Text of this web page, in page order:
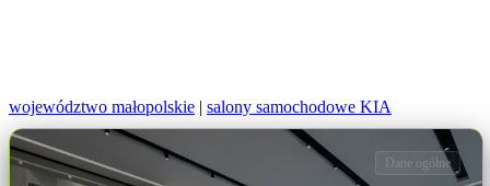
województwo małopolskie | salony samochodowe KIA
Dane ogólne